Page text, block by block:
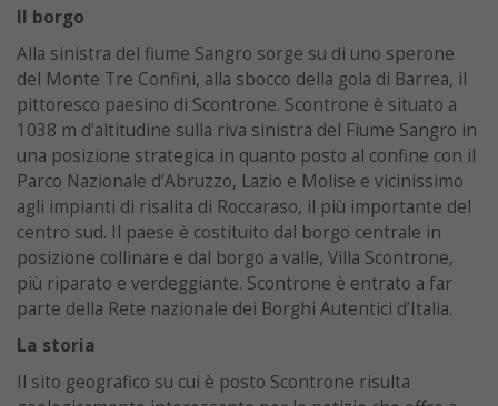
Il borgo
Alla sinistra del fiume Sangro sorge su di uno sperone
del Monte Tre Confini, alla sbocco della gola di Barrea, il
pittoresco paesino di Scontrone. Scontrone è situato a
1038 m d’altitudine sulla riva sinistra del Fiume Sangro in
una posizione strategica in quanto posto al confine con il
Parco Nazionale d’Abruzzo, Lazio e Molise e vicinissimo
agli impianti di risalita di Roccaraso, il più importante del
centro sud. Il paese è costituito dal borgo centrale in
posizione collinare e dal borgo a valle, Villa Scontrone,
più riparato e verdeggiante. Scontrone è entrato a far
parte della Rete nazionale dei Borghi Autentici d’Italia.
La storia
Il sito geografico su cui è posto Scontrone risulta